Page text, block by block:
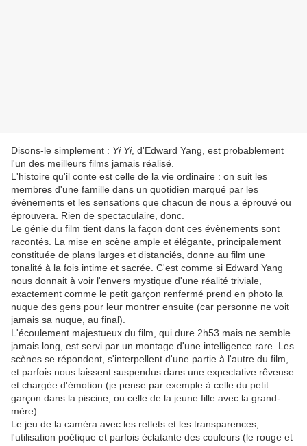
Disons-le simplement : Yi Yi, d'Edward Yang, est probablement
l'un des meilleurs films jamais réalisé.
L'histoire qu'il conte est celle de la vie ordinaire : on suit les
membres d'une famille dans un quotidien marqué par les
évènements et les sensations que chacun de nous a éprouvé ou
éprouvera. Rien de spectaculaire, donc.
Le génie du film tient dans la façon dont ces évènements sont
racontés. La mise en scène ample et élégante, principalement
constituée de plans larges et distanciés, donne au film une
tonalité à la fois intime et sacrée. C'est comme si Edward Yang
nous donnait à voir l'envers mystique d'une réalité triviale,
exactement comme le petit garçon renfermé prend en photo la
nuque des gens pour leur montrer ensuite (car personne ne voit
jamais sa nuque, au final).
L'écoulement majestueux du film, qui dure 2h53 mais ne semble
jamais long, est servi par un montage d'une intelligence rare. Les
scènes se répondent, s'interpellent d'une partie à l'autre du film,
et parfois nous laissent suspendus dans une expectative rêveuse
et chargée d'émotion (je pense par exemple à celle du petit
garçon dans la piscine, ou celle de la jeune fille avec la grand-
mère).
Le jeu de la caméra avec les reflets et les transparences,
l'utilisation poétique et parfois éclatante des couleurs (le rouge et